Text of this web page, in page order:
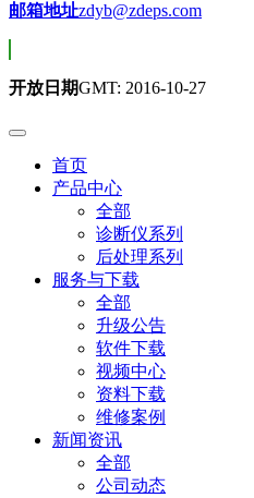
邮箱地址zdyb@zdeps.com
开放日期GMT: 2016-10-27
首页
产品中心
全部
诊断仪系列
后处理系列
服务与下载
全部
升级公告
软件下载
视频中心
资料下载
维修案例
新闻资讯
全部
公司动态